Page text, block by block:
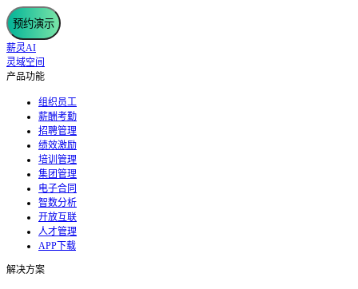
预约演示
薪灵AI
灵域空间
产品功能
组织员工
薪酬考勤
招聘管理
绩效激励
培训管理
集团管理
电子合同
智数分析
开放互联
人才管理
APP下载
解决方案